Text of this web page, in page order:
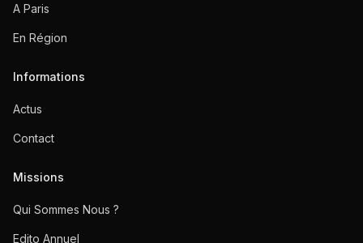
A Paris
En Région
Informations
Actus
Contact
Missions
Qui Sommes Nous ?
Edito Annuel